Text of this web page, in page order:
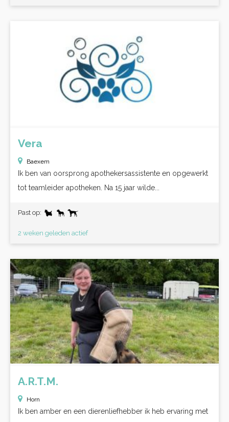
Vera
Baexem
Ik ben van oorsprong apothekersassistente en opgewerkt
tot teamleider apotheken. Na 15 jaar wilde...
Past op:
2 weken geleden actief
A.R.T.M.
Horn
Ik ben amber en een dierenliefhebber ik heb ervaring met